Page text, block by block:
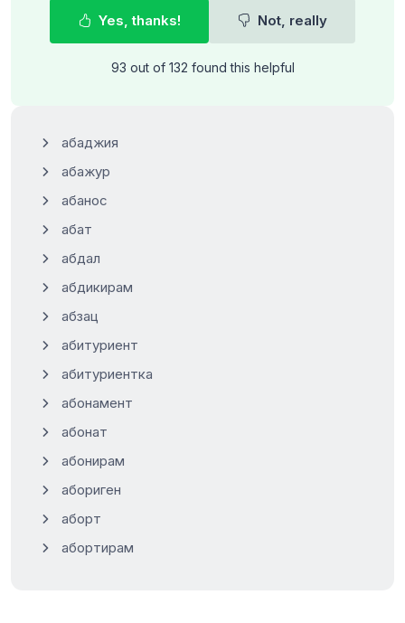
Yes, thanks! Not, really
93 out of 132 found this helpful
абаджия
абажур
абанос
абат
абдал
абдикирам
абзац
абитуриент
абитуриентка
абонамент
абонат
абонирам
абориген
аборт
абортирам